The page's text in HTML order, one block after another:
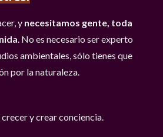
y necesitamos gente, toda
. No es necesario ser experto
ambientales, sólo tienes que
por la naturaleza.
y crear conciencia.